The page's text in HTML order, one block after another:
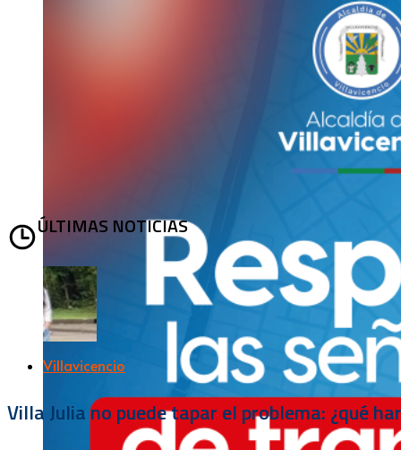
ÚLTIMAS NOTICIAS
Villavicencio
Villa Julia no puede tapar el problema: ¿qué